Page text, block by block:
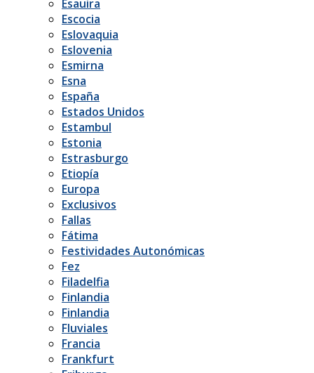
Esauira
Escocia
Eslovaquia
Eslovenia
Esmirna
Esna
España
Estados Unidos
Estambul
Estonia
Estrasburgo
Etiopía
Europa
Exclusivos
Fallas
Fátima
Festividades Autonómicas
Fez
Filadelfia
Finlandia
Finlandia
Fluviales
Francia
Frankfurt